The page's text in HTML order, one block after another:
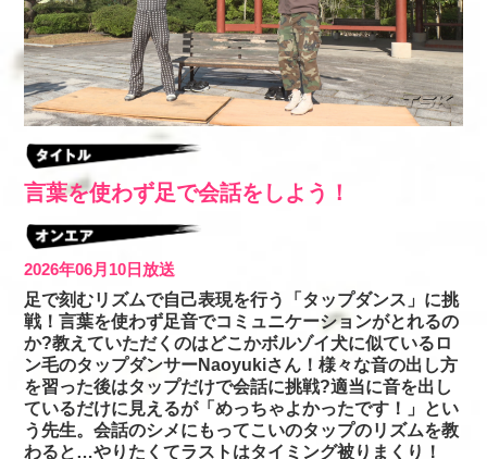
言葉を使わず足で会話をしよう！
2026年06月10日放送
足で刻むリズムで自己表現を行う「タップダンス」に挑
戦！言葉を使わず足音でコミュニケーションがとれるの
か?教えていただくのはどこかボルゾイ犬に似ているロ
ン毛のタップダンサーNaoyukiさん！様々な音の出し方
を習った後はタップだけで会話に挑戦?適当に音を出し
ているだけに見えるが「めっちゃよかったです！」とい
う先生。会話のシメにもってこいのタップのリズムを教
わると…やりたくてラストはタイミング被りまくり！